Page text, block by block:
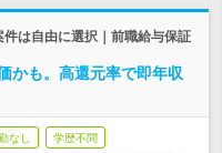
は自由に選択｜前職給与保証
かも。高還元率で即年収
なし 学歴不問